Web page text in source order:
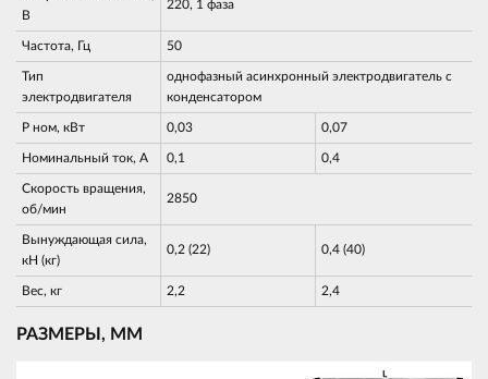
В
220, 1 фаза
Частота, Гц 50
Тип
электродвигателя
однофазный асинхронный электродвигатель с
конденсатором
Р ном, кВт 0,03 0,07
Номинальный ток, А 0,1 0,4
Скорость вращения,
об/мин
2850
Вынуждающая сила,
кН (кг)
0,2 (22) 0,4 (40)
Вес, кг 2,2 2,4
РАЗМЕРЫ, ММ